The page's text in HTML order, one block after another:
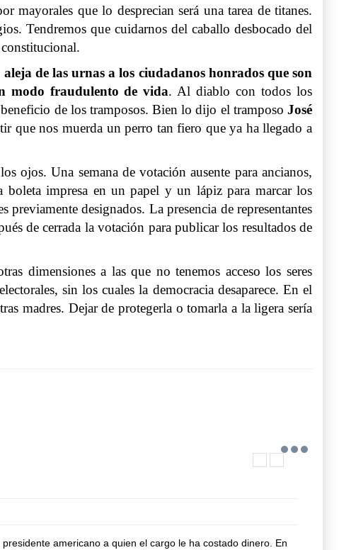
mayorales que lo desprecian será una tarea de titanes.
Tendremos que cuidarnos del caballo desbocado del
de las urnas a los ciudadanos honrados que son
modo fraudulento de vida. Al diablo con todos los
de los tramposos. Bien lo dijo el tramposo José
que nos muerda un perro tan fiero que ya ha llegado a
ojos. Una semana de votación ausente para ancianos,
boleta impresa en un papel y un lápiz para marcar los
designados. La presencia de representantes
de cerrada la votación para publicar los resultados de
dimensiones a las que no tenemos acceso los seres
sin los cuales la democracia desaparece. En el
madres. Dejar de protegerla o tomarla a la ligera sería
americano a quien el cargo le ha costado dinero. En